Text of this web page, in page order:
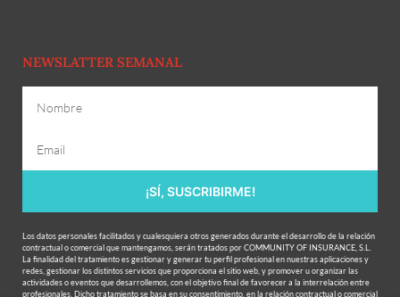
NEWSLATTER SEMANAL
¡SÍ, SUSCRIBIRME!
Los datos personales facilitados y cualesquiera otros generados durante el desarrollo de la relación
contractual o comercial que mantengamos, serán tratados por COMMUNITY OF INSURANCE, S.L.
La finalidad del tratamiento es gestionar y generar tu perfil profesional en nuestras aplicaciones y
redes, gestionar los distintos servicios que proporciona el sitio web, y promover u organizar las
actividades o eventos que desarrollemos, con el objetivo final de favorecer a la interrelación entre
profesionales. Dicho tratamiento se basa en su consentimiento, en la relación contractual o comercial